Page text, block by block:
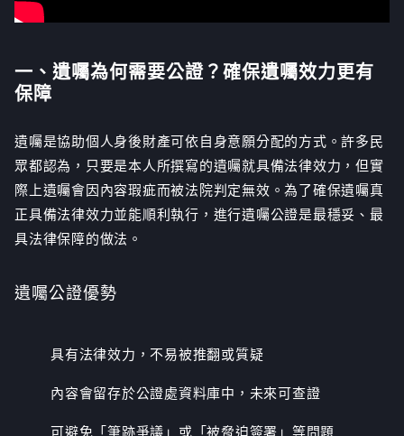
一、遺囑為何需要公證？確保遺囑效力更有
保障
遺囑是協助個人身後財產可依自身意願分配的方式。許多民
眾都認為，只要是本人所撰寫的遺囑就具備法律效力，但實
際上遺囑會因內容瑕疵而被法院判定無效。為了確保遺囑真
正具備法律效力並能順利執行，進行遺囑公證是最穩妥、最
具法律保障的做法。
遺囑公證優勢
具有法律效力，不易被推翻或質疑
內容會留存於公證處資料庫中，未來可查證
可避免「筆跡爭議」或「被脅迫簽署」等問題